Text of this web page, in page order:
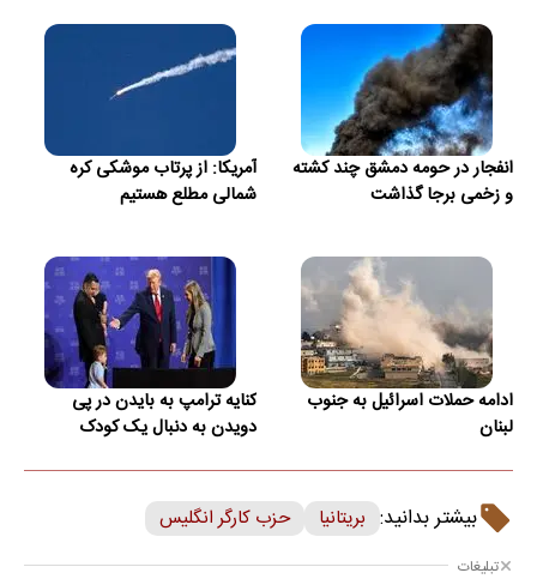
انفجار در حومه دمشق چند کشته
و زخمی برجا گذاشت
آمریکا: از پرتاب موشکی کره
شمالی مطلع هستیم
ادامه حملات اسرائیل به جنوب
لبنان
کنایه ترامپ به بایدن در پی
دویدن به دنبال یک کودک
بیشتر بدانید: بریتانیا حزب کارگر انگلیس
تبلیغات